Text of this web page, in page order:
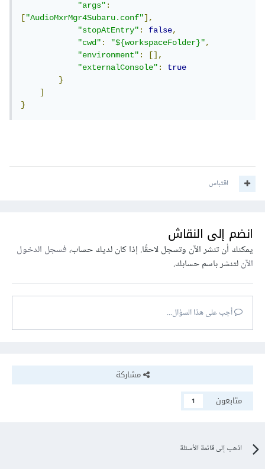
"args":
["AudioMxrMgr4Subaru.conf"],
"stopAtEntry": false,
"cwd": "${workspaceFolder}",
"environment":
[],
"externalConsole":
true
}
]
}
اقتباس
انضم إلى النقاش
يمكنك أن تنشر الآن وتسجل لاحقًا. إذا كان لديك حساب،فسجل الدخول
الآنلتنشر باسم حسابك.
أجب على هذا السؤال...
مشاركة
متابعون
1
اذهب إلى قائمة الأسئلة